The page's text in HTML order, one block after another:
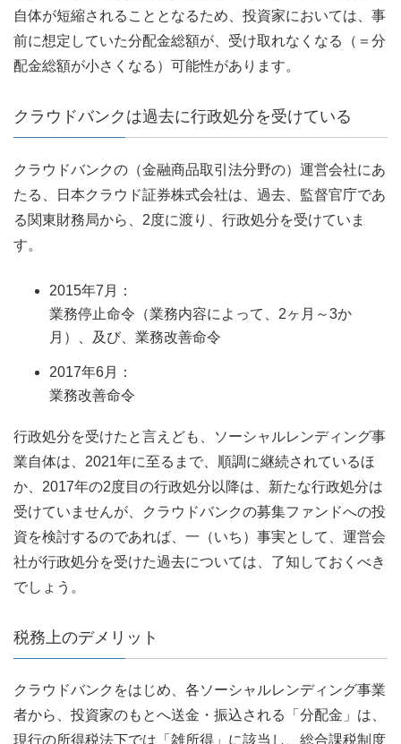
自体が短縮されることとなるため、投資家においては、事
前に想定していた分配金総額が、受け取れなくなる（＝分
配金総額が小さくなる）可能性があります。
クラウドバンクは過去に行政処分を受けている
クラウドバンクの（金融商品取引法分野の）運営会社にあ
たる、日本クラウド証券株式会社は、過去、監督官庁であ
る関東財務局から、2度に渡り、行政処分を受けていま
す。
2015年7月：
業務停止命令（業務内容によって、2ヶ月～3か
月）、及び、業務改善命令
2017年6月：
業務改善命令
行政処分を受けたと言えども、ソーシャルレンディング事
業自体は、2021年に至るまで、順調に継続されているほ
か、2017年の2度目の行政処分以降は、新たな行政処分は
受けていませんが、クラウドバンクの募集ファンドへの投
資を検討するのであれば、一（いち）事実として、運営会
社が行政処分を受けた過去については、了知しておくべき
でしょう。
税務上のデメリット
クラウドバンクをはじめ、各ソーシャルレンディング事業
者から、投資家のもとへ送金・振込される「分配金」は、
現行の所得税法下では「雑所得」に該当し、総合課税制度